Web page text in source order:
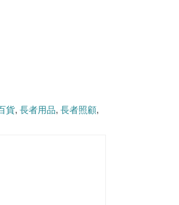
貨 長者用品 長者照顧